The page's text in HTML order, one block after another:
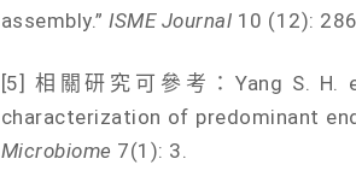
assembly.” ISME Journal 10 (12):
[5] 相關研究可參考：Yang S. H.
characterization of predominant
Microbiome 7(1): 3.